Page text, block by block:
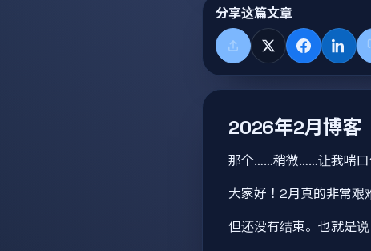
分享这篇文章
分享 X Facebook
2026年2月博客
那个……稍微……让我喘口
大家好！2月真的非常艰
但还没有结束。也就是